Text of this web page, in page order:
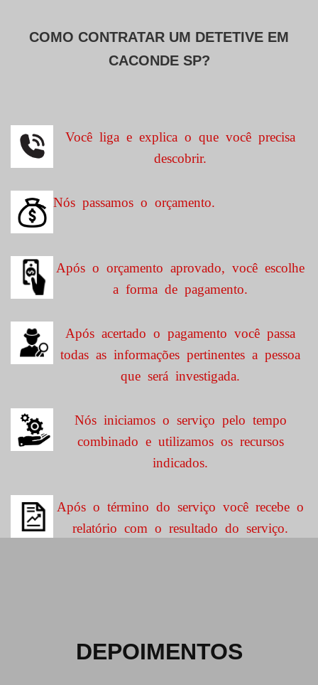
COMO CONTRATAR UM DETETIVE EM
CACONDE SP?
Você liga e explica o que você precisa
descobrir.
Nós passamos o orçamento.
Após o orçamento aprovado, você escolhe
a forma de pagamento.
Após acertado o pagamento você passa
todas as informações pertinentes a pessoa
que será investigada.
Nós iniciamos o serviço pelo tempo
combinado e utilizamos os recursos
indicados.
Após o término do serviço você recebe o
relatório com o resultado do serviço.
DEPOIMENTOS